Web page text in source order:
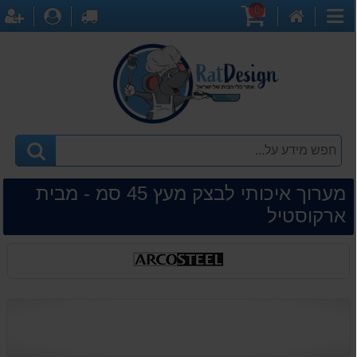
קטגוריות
0
לקופה
מערוך איכותי לבצק מעץ 45 סמ - מבית
ארקוסטיל